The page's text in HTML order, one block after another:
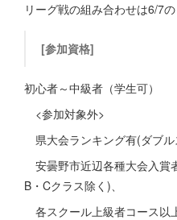
リーグ戦の組み合わせは6/7
[参加資格]
初心者～中級者（学生可）
<参加対象外>
県大会ランキング有(ダブル
安曇野市近辺各種大会入賞
B・Cクラス除く)、
各スクール上級者コース以